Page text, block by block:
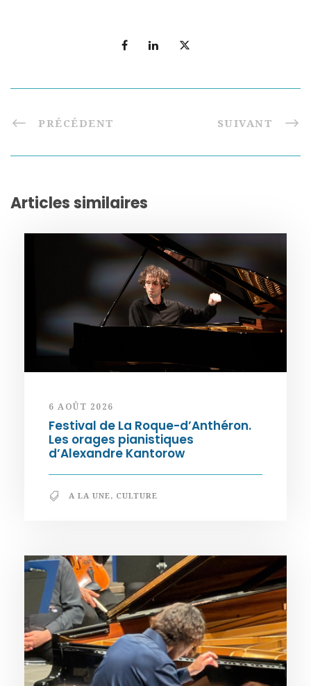
PRÉCÉDENT SUIVANT
Articles similaires
6 AOÛT 2026
Festival de La Roque-d’Anthéron.
Les orages pianistiques
d’Alexandre Kantorow
A LA UNE, CULTURE